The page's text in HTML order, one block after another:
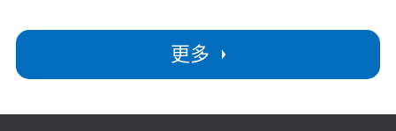
更多